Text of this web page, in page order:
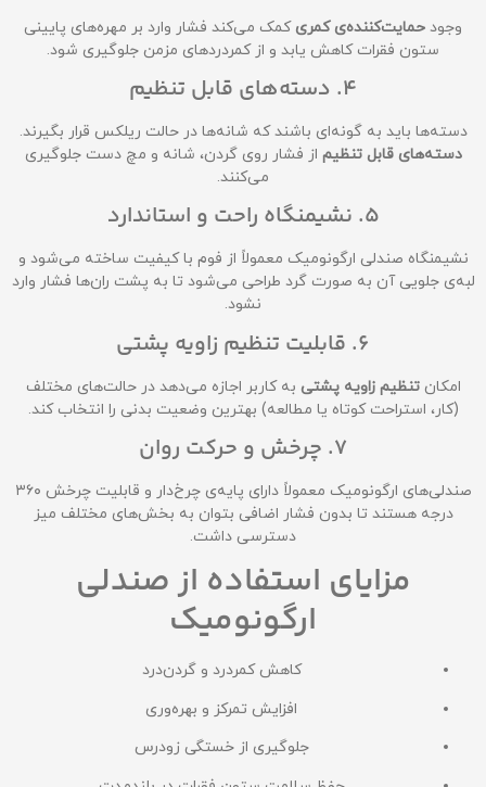
وجود حمایت‌کننده‌ی کمری کمک می‌کند فشار وارد بر مهره‌های پایینی
ستون فقرات کاهش یابد و از کمردردهای مزمن جلوگیری شود.
4. دسته‌های قابل تنظیم
دسته‌ها باید به گونه‌ای باشند که شانه‌ها در حالت ریلکس قرار بگیرند.
دسته‌های قابل تنظیم از فشار روی گردن، شانه و مچ دست جلوگیری
می‌کنند.
5. نشیمنگاه راحت و استاندارد
نشیمنگاه صندلی ارگونومیک معمولاً از فوم با کیفیت ساخته می‌شود و
لبه‌ی جلویی آن به صورت گرد طراحی می‌شود تا به پشت ران‌ها فشار وارد
نشود.
6. قابلیت تنظیم زاویه پشتی
امکانتنظیم زاویه پشتی به کاربر اجازه می‌دهد در حالت‌های مختلف
(کار، استراحت کوتاه یا مطالعه) بهترین وضعیت بدنی را انتخاب کند.
7. چرخش و حرکت روان
صندلی‌های ارگونومیک معمولاً دارای پایه‌ی چرخ‌دار و قابلیت چرخش ۳۶۰
درجه هستند تا بدون فشار اضافی بتوان به بخش‌های مختلف میز
دسترسی داشت.
مزایای استفاده از صندلی
ارگونومیک
کاهش کمردرد و گردن‌درد
افزایش تمرکز و بهره‌وری
جلوگیری از خستگی زودرس